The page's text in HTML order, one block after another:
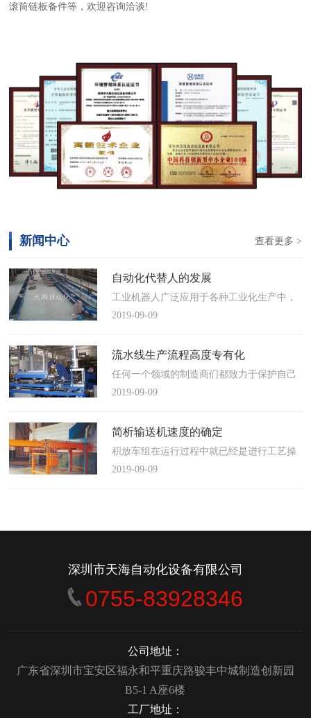
滚筒链板备件等，欢迎咨询洽谈!
查看更多 >
新闻中心
自动化代替人的发展
工业机器人广泛应用于各种工业化生产中，
慢慢取代工人，做着高强度、重复性、有职
人联合会(IFR)预测，2014年中国将成为全球
最大的工业机器人市场，将占全球总销量
17%。业内把2014年称为“中国工业机器人元
2019-09-09
流水线生产流程高度专有化
任何一个领域的制造商们都致力于保护自己
的自动化流水线生产流程不被外人知晓，即
大多数流程都带有某种专有的性质，并且混
合了不同的方法、技术和操作方式，而这最
终将影响一个制造商进行有效竞争的能力。
2019-09-09
简析输送机速度的确定
积放车组在运行过程中就已经是进行工艺操
作的区段，运行速度是由积放小车组的运行
2019-09-09
深圳市天海自动化设备有限公司
0755-83928346
公司地址：
广东省深圳市宝安区福永和平重庆路骏丰中城制造创新园
B5-1 A座6楼
工厂地址：